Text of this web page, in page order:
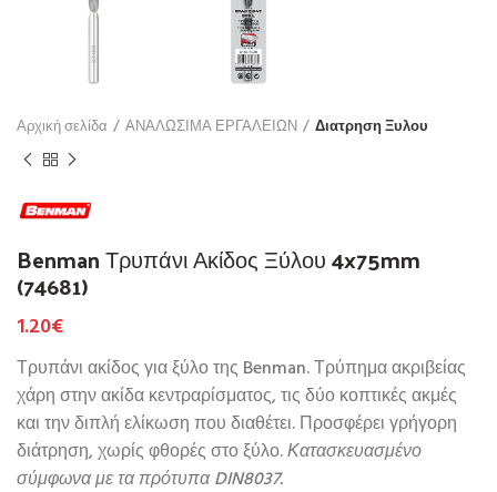
Αρχική σελίδα ΑΝΑΛΩΣΙΜΑ ΕΡΓΑΛΕΙΩΝ Διατρηση Ξυλου
Benman Τρυπάνι Ακίδος Ξύλου 4x75mm
(74681)
1.20€
Τρυπάνι ακίδος για ξύλο της Benman. Τρύπημα ακριβείας
χάρη στην ακίδα κεντραρίσματος, τις δύο κοπτικές ακμές
και την διπλή ελίκωση που διαθέτει. Προσφέρει γρήγορη
διάτρηση, χωρίς φθορές στο ξύλο.Κατασκευασμένο
σύμφωνα με τα πρότυπα DIN8037.